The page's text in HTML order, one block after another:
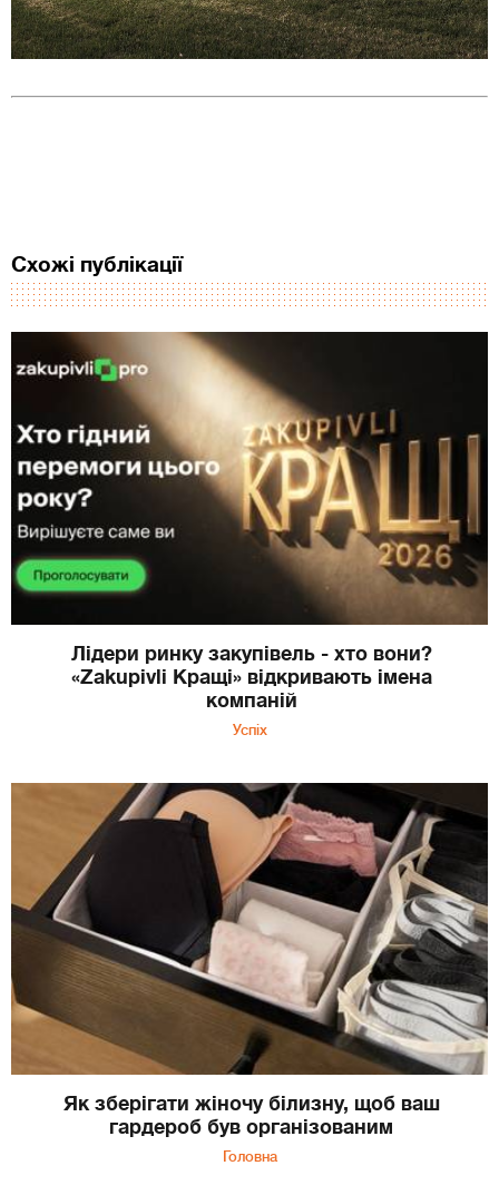
Схожі публікації
Лідери ринку закупівель - хто вони?
«Zakupivli Кращі» відкривають імена
компаній
Успіх
Як зберігати жіночу білизну, щоб ваш
гардероб був організованим
Головна